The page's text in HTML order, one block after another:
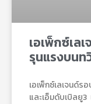
เอเพ็กซ์เล
รุนแรงบนท
เอเพ็กซ์เลเจนด์ร
และเอ็มดับเบิลยู3